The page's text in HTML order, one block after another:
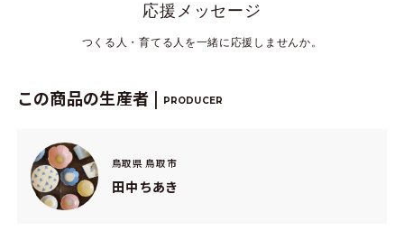
応援メッセージ
つくる人・育てる人を一緒に応援しませんか。
この商品の生産者 | PRODUCER
鳥取県 鳥取市
田中ちあき